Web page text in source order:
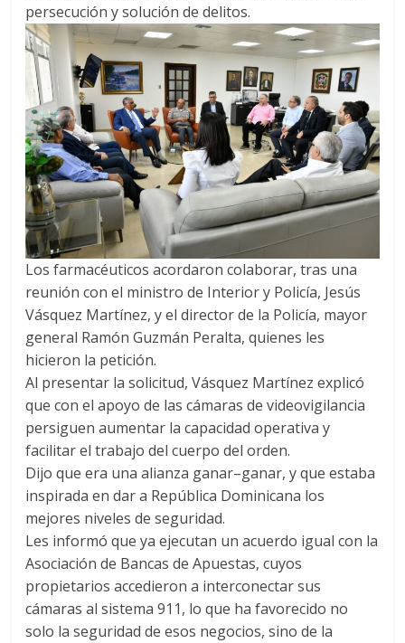
persecución y solución de delitos.
Los farmacéuticos acordaron colaborar, tras una
reunión con el ministro de Interior y Policía, Jesús
Vásquez Martínez, y el director de la Policía, mayor
general Ramón Guzmán Peralta, quienes les
hicieron la petición.
Al presentar la solicitud, Vásquez Martínez explicó
que con el apoyo de las cámaras de videovigilancia
persiguen aumentar la capacidad operativa y
facilitar el trabajo del cuerpo del orden.
Dijo que era una alianza ganar–ganar, y que estaba
inspirada en dar a República Dominicana los
mejores niveles de seguridad.
Les informó que ya ejecutan un acuerdo igual con la
Asociación de Bancas de Apuestas, cuyos
propietarios accedieron a interconectar sus
cámaras al sistema 911, lo que ha favorecido no
solo la seguridad de esos negocios, sino de la